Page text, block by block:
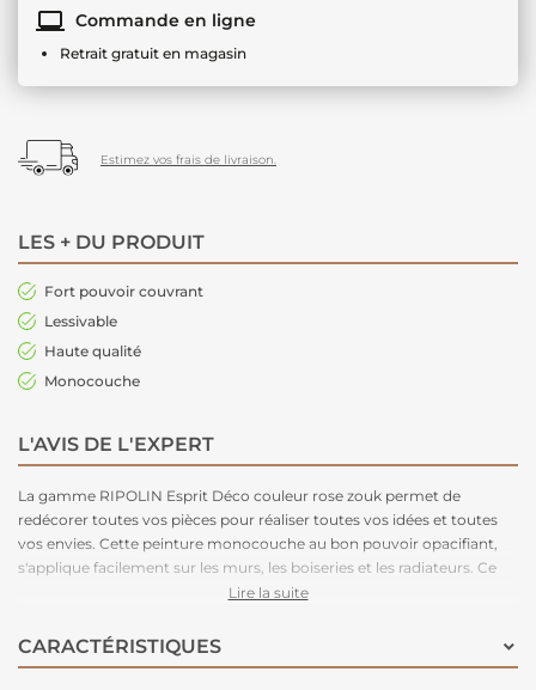
Commande en ligne
Retrait gratuit en magasin
Estimez vos frais de livraison.
LES + DU PRODUIT
Fort pouvoir couvrant
Lessivable
Haute qualité
Monocouche
L'AVIS DE L'EXPERT
La gamme RIPOLIN Esprit Déco couleur rose zouk permet de
redécorer toutes vos pièces pour réaliser toutes vos idées et toutes
vos envies. Cette peinture monocouche au bon pouvoir opacifiant,
s'applique facilement sur les murs, les boiseries et les radiateurs. Ce
produit est disponible en plusieurs teintes et en blanc.
Lire la suite
CARACTÉRISTIQUES